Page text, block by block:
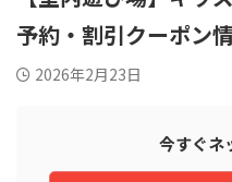
予約・割引クーポン
2026年2月23日
今すぐネ